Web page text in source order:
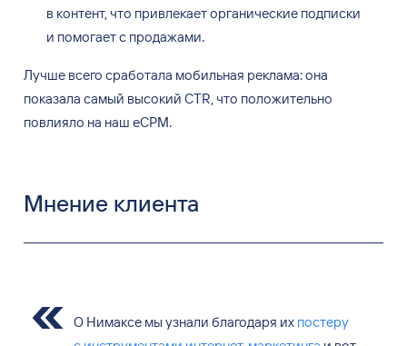
в контент, что привлекает органические подписки
и помогает с продажами.
Лучше всего сработала мобильная реклама: она
показала самый высокий CTR, что положительно
повлияло на наш eCPM.
Мнение клиента
О Нимаксе мы узнали благодаря их постеру